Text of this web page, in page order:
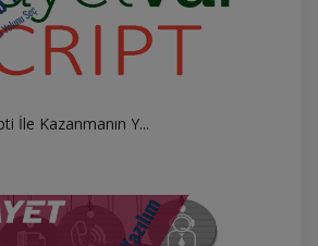
İle Kazanmanın Y...